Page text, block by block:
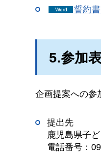
誓約
5.参加
企画提案への参
提出先
鹿児島県子
電話番号：